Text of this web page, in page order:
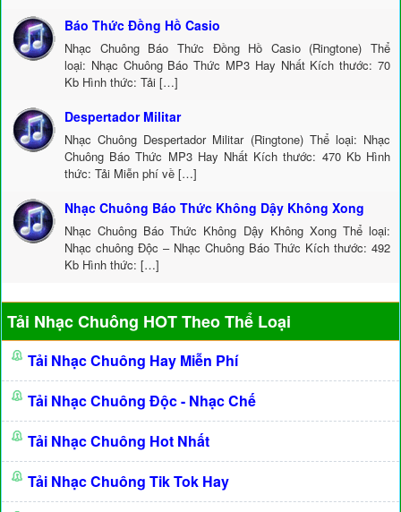
Báo Thức Đồng Hồ Casio
Nhạc Chuông Báo Thức Đồng Hồ Casio (Ringtone) Thể
loại: Nhạc Chuông Báo Thức MP3 Hay Nhất Kích thước: 70
Kb Hình thức: Tải […]
Despertador Militar
Nhạc Chuông Despertador Militar (Ringtone) Thể loại: Nhạc
Chuông Báo Thức MP3 Hay Nhất Kích thước: 470 Kb Hình
thức: Tải Miễn phí về […]
Nhạc Chuông Báo Thức Không Dậy Không Xong
Nhạc Chuông Báo Thức Không Dậy Không Xong Thể loại:
Nhạc chuông Độc – Nhạc Chuông Báo Thức Kích thước: 492
Kb Hình thức: […]
Tải Nhạc Chuông HOT Theo Thể Loại
Tải Nhạc Chuông Hay Miễn Phí
Tải Nhạc Chuông Độc - Nhạc Chế
Tải Nhạc Chuông Hot Nhất
Tải Nhạc Chuông Tik Tok Hay